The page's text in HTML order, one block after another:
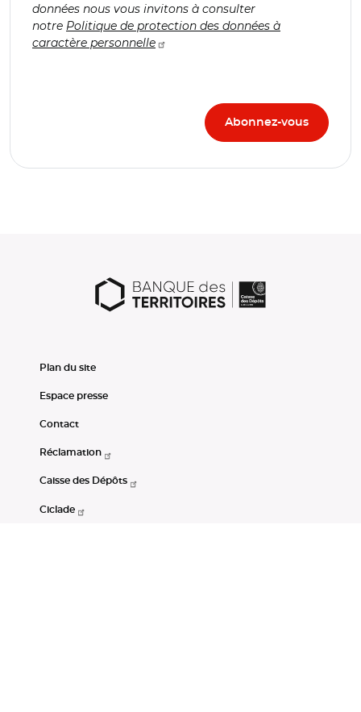
données nous vous invitons à consulter
notre Politique de protection des données à
caractère personnelle
Plan du site
Espace presse
Contact
Réclamation
Caisse des Dépôts
Ciclade